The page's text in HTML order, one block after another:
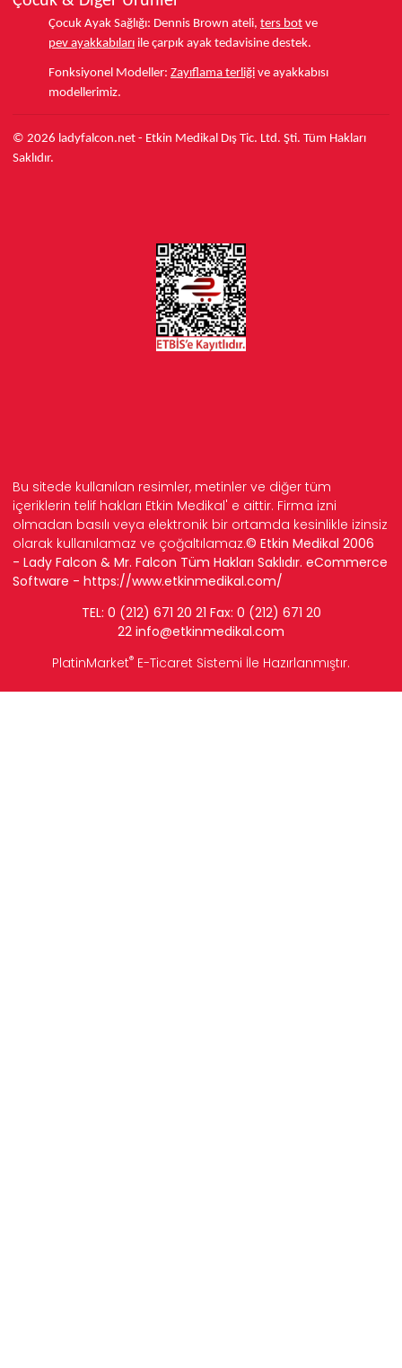
Çocuk Ayak Sağlığı: Dennis Brown ateli, ters bot ve
pev ayakkabıları ile çarpık ayak tedavisine destek.
Fonksiyonel Modeller: Zayıflama terliği ve ayakkabısı
modellerimiz.
© 2026 ladyfalcon.net - Etkin Medikal Dış Tic. Ltd. Şti. Tüm Hakları
Saklıdır.
Bu sitede kullanılan resimler, metinler ve diğer tüm
içeriklerin telif hakları Etkin Medikal' e aittir. Firma izni
olmadan basılı veya elektronik bir ortamda kesinlikle izinsiz
olarak kullanılamaz ve çoğaltılamaz.© Etkin Medikal 2006
- Lady Falcon & Mr. Falcon Tüm Hakları Saklıdır. eCommerce
Software - https://www.etkinmedikal.com/
TEL: 0 (212) 671 20 21 Fax: 0 (212) 671 20
22 info@etkinmedikal.com
PlatinMarket® E-Ticaret Sistemi İle Hazırlanmıştır.